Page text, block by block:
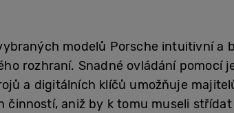
modelů Porsche intuitivní a
rozhraní. Snadné ovládání pomocí
a digitálních klíčů umožňuje
aniž by k tomu museli